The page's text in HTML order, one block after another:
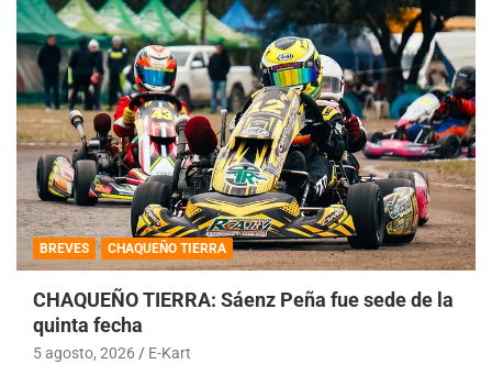
BREVES CHAQUEÑO TIERRA
CHAQUEÑO TIERRA: Sáenz Peña fue sede de la
quinta fecha
5 agosto, 2026 E-Kart